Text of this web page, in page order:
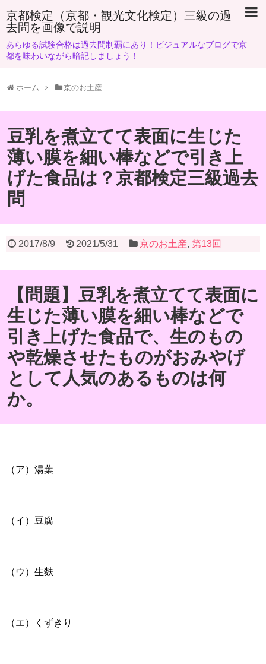
京都検定（京都・観光文化検定）三級の過
去問を画像で説明
あらゆる試験合格は過去問制覇にあり！ビジュアルなブログで京
都を味わいながら暗記しましょう！
ホーム 京のお土産
豆乳を煮立てて表面に生じた
薄い膜を細い棒などで引き上
げた食品は？京都検定三級過去
問
2017/8/9 2021/5/31 京のお土産,第13回
【問題】豆乳を煮立てて表面に
生じた薄い膜を細い棒などで
引き上げた食品で、生のもの
や乾燥させたものがおみやげ
として人気のあるものは何
か。
（ア）湯葉
（イ）豆腐
（ウ）生麩
（エ）くずきり